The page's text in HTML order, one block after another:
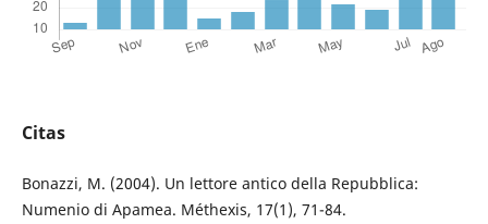
Citas
Bonazzi, M. (2004). Un lettore antico della Repubblica:
Numenio di Apamea. Méthexis, 17(1), 71-84.